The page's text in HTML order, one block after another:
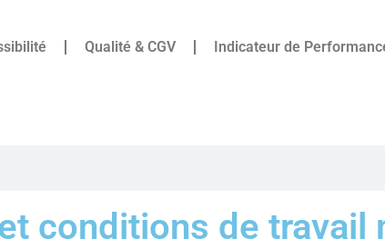
Qualité & CGV Indicateur de
conditions de travail